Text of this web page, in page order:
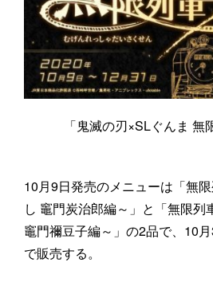
「鬼滅の刃×SLぐんま 無
10月9日発売のメニューは「無
し 竈門炭治郎編～」と「無限列
竈門禰豆子編～」の2品で、10
で販売する。